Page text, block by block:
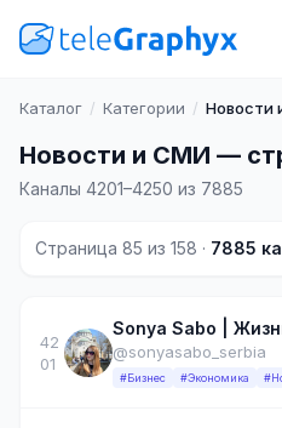
Каталог / Категории / Новости
Новости и СМИ —
Каналы 4201–4250 из 7885
Страница 85 из 158 · 7885
42
01
Sonya Sabo |
@sonyasabo_serbia
#Бизнес #Экономика